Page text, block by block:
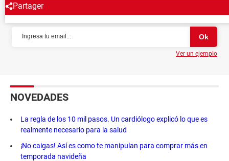
Partager
NEWSLETTER
Ver un ejemplo
NOVEDADES
La regla de los 10 mil pasos. Un cardiólogo explicó lo que es
realmente necesario para la salud
¡No caigas! Así es como te manipulan para comprar más en
temporada navideña